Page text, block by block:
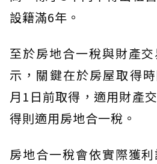
設籍滿6年。
至於房地合一稅與財產
示，關鍵在於房屋取得
月1日前取得，適用財產
得則適用房地合一稅。
房地合一稅會依實際獲